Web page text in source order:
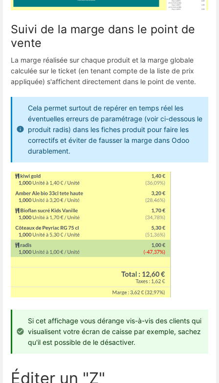
Suivi de la marge dans le point de
vente
La marge réalisée sur chaque produit et la marge globale
calculée sur le ticket (en tenant compte de la liste de prix
appliquée) s'affichent directement dans le point de vente.
Cela permet surtout de repérer en temps réel les
éventuelles erreurs de paramétrage (voir ci-dessous le
produit radis) dans les fiches produit pour faire les
correctifs et éviter de fausser la marge dans Odoo
durablement.
Si cet affichage vous dérange vis-à-vis des clients qui
visualisent votre écran de caisse par exemple, sachez
qu'il est possible de le désactiver.
Éditer un "Z"